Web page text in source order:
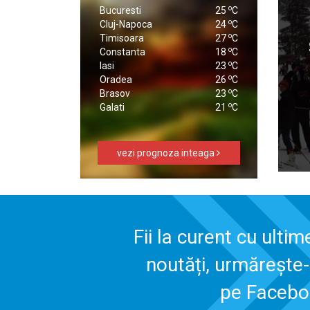
Bucuresti 25 oC
Cluj-Napoca
24 oC
Timisoara
27oC
Constanta
18 oC
Iasi
23 oC
Oradea
26 oC
Brasov
23 oC
Galati
21 oC
vezi prognoza inteaga
Fii la curent cu
noutăți,
pe